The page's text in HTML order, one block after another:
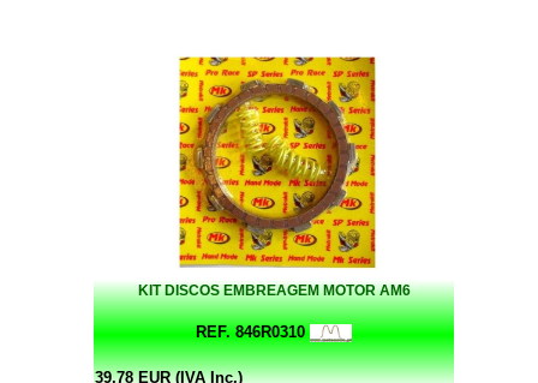
KIT DISCOS EMBREAGEM MOTOR AM6
REF. 846R0310
39,78 EUR (IVA Inc.)